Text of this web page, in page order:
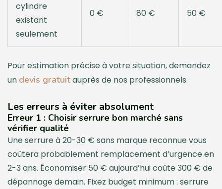
cylindre
existant
seulement
0 € 80 € 50 €
Pour estimation précise à votre situation, demandez
un devis gratuitauprès de nos professionnels.
Les erreurs à éviter absolument
Erreur 1 : Choisir serrure bon marché sans
vérifier qualité
Une serrure à 20-30 € sans marque reconnue vous
coûtera probablement remplacement d’urgence en
2-3 ans. Économiser 50 € aujourd’hui coûte 300 € de
dépannage demain. Fixez budget minimum : serrure